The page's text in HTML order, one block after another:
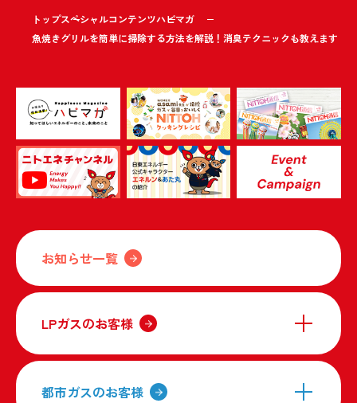
トップスペシャルコンテンツハピマガ
魚焼きグリルを簡単に掃除する方法を解説！消臭テクニックも教えます
お知らせ一覧
LPガスのお客様
都市ガスのお客様